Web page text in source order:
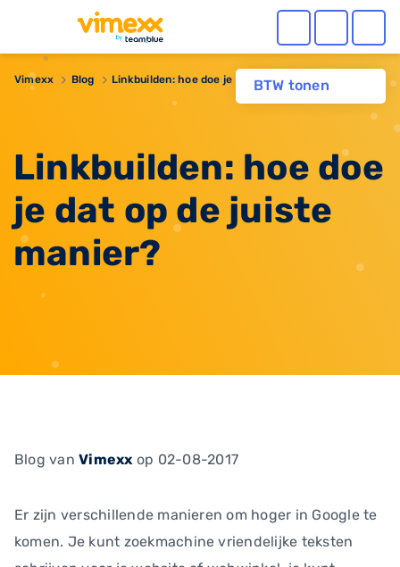
BTW tonen
Vimexx Blog Linkbuilden: hoe doe je dat op de juiste manier?
Linkbuilden: hoe doe
je dat op de juiste
manier?
Blog vanVimexx op 02-08-2017
Er zijn verschillende manieren om hoger in Google te
komen. Je kunt zoekmachine vriendelijke teksten